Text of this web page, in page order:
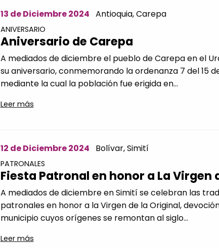
13 de Diciembre 2024 Antioquia,Carepa
ANIVERSARIO
Aniversario de Carepa
A mediados de diciembre el pueblo de Carepa en el
su aniversario, conmemorando la ordenanza 7 del 15
mediante la cual la población fue erigida en...
Leer más
12 de Diciembre 2024 Bolívar,Simití
PATRONALES
Fiesta Patronal en honor a La Virgen
A mediados de diciembre en Simití se celebran las
patronales en honor a la Virgen de la Original,
municipio cuyos orígenes se remontan al siglo...
Leer más